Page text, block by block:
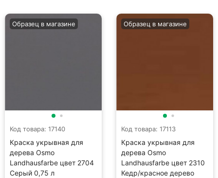
Код товара: 17140
Краска укрывная для
дерева Osmo
Landhausfarbe цвет 2704
Серый 0,75 л
Образец в магазине
Код товара: 17113
Краска укрывная для
дерева Osmo
Landhausfarbe цвет 2310
Кедр/красное дерево
Образец в магазине